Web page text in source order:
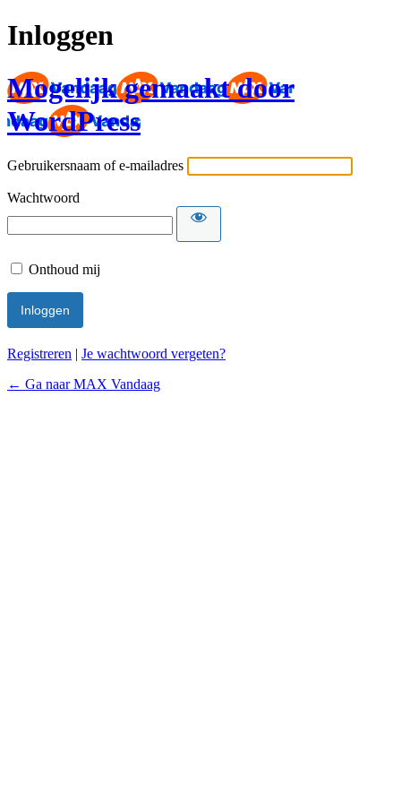
Inloggen
Mogelijk gemaakt door
WordPress
Gebruikersnaam of e-mailadres
Wachtwoord
Onthoud mij
Registreren | Je wachtwoord vergeten?
← Ga naar MAX Vandaag